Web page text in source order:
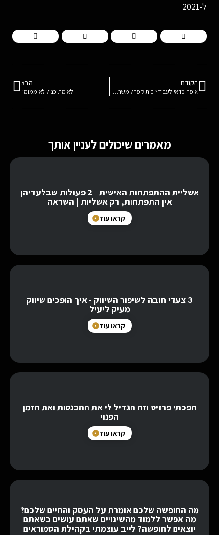
ל-2021
הקודם
איפה כדאי לעבוד? בית קפה? משרד? חלל עבודה?
הבא
לא מתוכנן? לא ממומן!
מאמרים שיכולים לעניין אותך
אשליית ההתפתחות האישית - 2 פעולות שבלעדיהן
אין התפתחות, רק אשליות | השראה
קראו עוד
3 צעדי חובה לשיפור השיווק - איך הופכים שיווק
מעיק ליעיל
קראו עוד
הפכתי פרזיט וזה הגדיל לי את ההכנסות ואת הזמן
הפנוי
קראו עוד
מה החופשה שלכם אומרת על העסק והחיים שלכם?
מה אפשר ללמוד מהשינויים שאתם עושים כשאתם
יוצאים לחופשה? לייב עוצמתי בקהילת הסמוראים